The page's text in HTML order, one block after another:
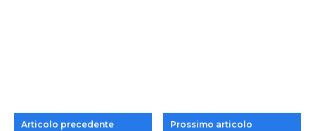
Articolo precedente Prossimo articolo